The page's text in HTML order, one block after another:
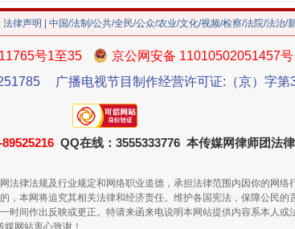
走近一线检察官
法律声明 | 中国/法制/公共/全民/公众/农业/文化/视频/检察/法院/法治/
号1至35
京公网安备 11010502051457号
广播电视节目制作经营许可证:（京）字第
QQ在线：3555333776 本传媒网律师团法律
法律法规及行业规定和网络职业道德，承担法律范围内因你的网络
，本网将追究其相关法律和经济责任。维护各国宪法，保障公民
时间作出反映或更正。特请来函来电说明本网站提供内容系本人
网站衷心致谢！